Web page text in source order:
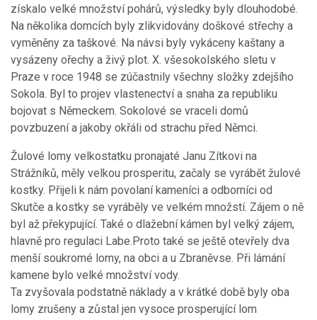
získalo velké množství pohárů, výsledky byly dlouhodobé.
Na několika domcích byly zlikvidovány doškové střechy a
vyměněny za taškové. Na návsi byly vykáceny kaštany a
vysázeny ořechy a živý plot. X. všesokolského sletu v
Praze v roce 1948 se zúčastnily všechny složky zdejšího
Sokola. Byl to projev vlastenectví a snaha za republiku
bojovat s Německem. Sokolové se vraceli domů
povzbuzení a jakoby okřáli od strachu před Němci.
Žulové lomy velkostatku pronajaté Janu Zítkovi na
Strážníků, měly velkou prosperitu, začaly se vyrábět žulové
kostky. Přijeli k nám povolaní kameníci a odborníci od
Skutče a kostky se vyráběly ve velkém množstí. Zájem o ně
byl až překypující. Také o dlažební kámen byl velký zájem,
hlavně pro regulaci Labe.Proto také se ještě otevřely dva
menší soukromé lomy, na obci a u Zbraněvse. Při lámání
kamene bylo velké množství vody.
Ta zvyšovala podstatně náklady a v krátké době byly oba
lomy zrušeny a zůstal jen vysoce prosperující lom